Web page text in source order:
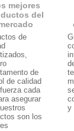
mejores
del
de
de
de calidad
cada
asegurar
son los
y